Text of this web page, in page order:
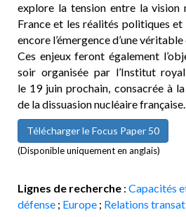
explore la tension entre la vision
France et les réalités politiques
encore l’émergence d’une
Ces enjeux feront également
soir organisée par l’Institut
le 19 juin prochain, consacrée à
de la dissuasion nucléaire française.
Télécharger le Focus Paper 50
(Disponible uniquement en anglais)
Lignes de recherche : Capacités
défense ; Europe ; Relations